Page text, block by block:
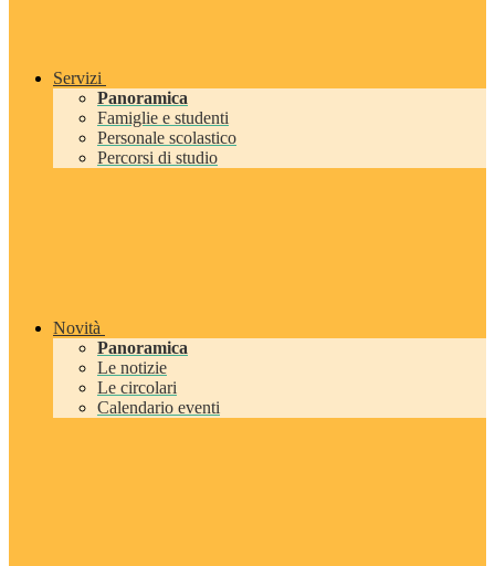
Servizi
Panoramica
Famiglie e studenti
Personale scolastico
Percorsi di studio
Novità
Panoramica
Le notizie
Le circolari
Calendario eventi